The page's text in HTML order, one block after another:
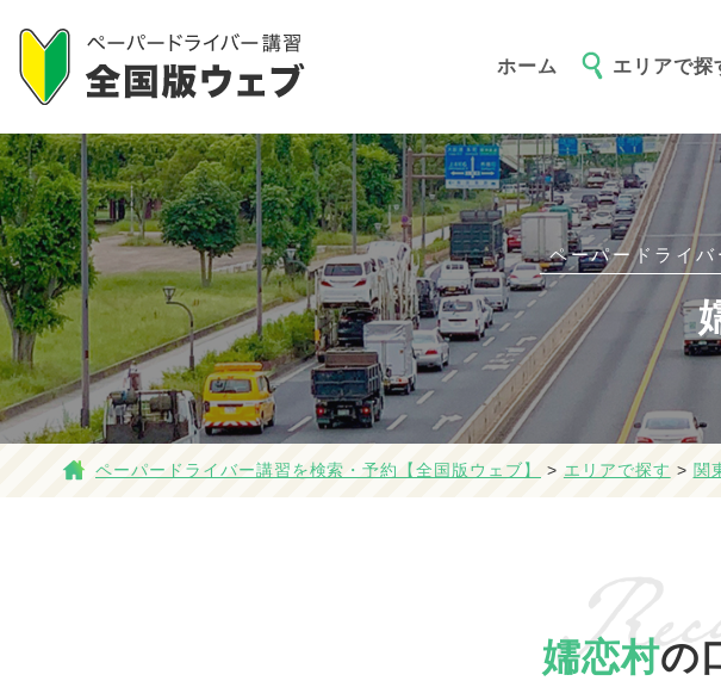
ホーム エリアで探
ペーパードライ
ペーパードライバー講習を検索・予約【全国版ウェブ】 > エリアで探す > 関
嬬恋村の